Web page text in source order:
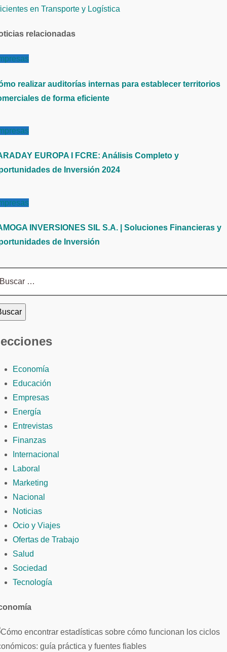
en Transporte y Logística
relacionadas
realizar auditorías internas para establecer territorios
de forma eficiente
EUROPA I FCRE: Análisis Completo y
de Inversión 2024
INVERSIONES SIL S.A. | Soluciones Financieras y
de Inversión
Economía
Educación
Empresas
Energía
Entrevistas
Finanzas
Internacional
Laboral
Marketing
Nacional
Noticias
Ocio y Viajes
Ofertas de Trabajo
Salud
Sociedad
Tecnología